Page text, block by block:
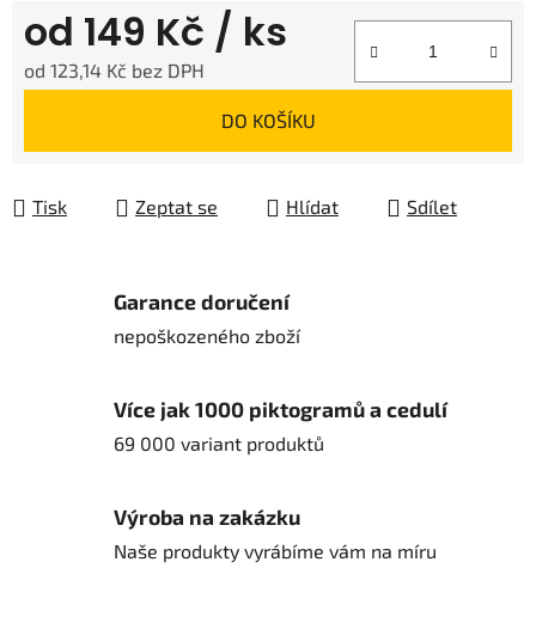
od 149 Kč / ks
od 123,14 Kč bez DPH
DO KOŠÍKU
Tisk Zeptat se Hlídat Sdílet
Garance doručení
nepoškozeného zboží
Více jak 1000 piktogramů a cedulí
69 000 variant produktů
Výroba na zakázku
Naše produkty vyrábíme vám na míru